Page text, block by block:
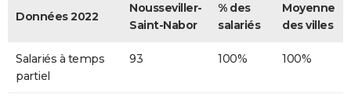
Données 2022
Nousseviller-
Saint-Nabor
% des
salariés
Moyenne
des villes
Salariés à temps
partiel
93 100% 100%